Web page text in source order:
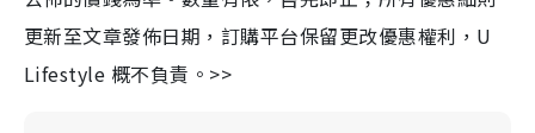
更新至文章發佈日期，訂購平台保留更改優惠權利，U
Lifestyle 概不負責。>>